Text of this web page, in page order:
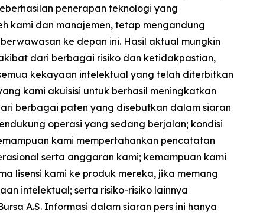
penerapan teknologi yang
kami dan manajemen, tetap mengandung
ke depan ini. Hasil aktual mungkin
dari berbagai risiko dan ketidakpastian,
kekayaan intelektual yang telah diterbitkan
kami akuisisi untuk berhasil meningkatkan
berbagai paten yang disebutkan dalam siaran
operasi yang sedang berjalan; kondisi
kami mempertahankan pencatatan
serta anggaran kami; kemampuan kami
lisensi kami ke produk mereka, jika memang
intelektual; serta risiko-risiko lainnya
A.S. Informasi dalam siaran pers ini hanya